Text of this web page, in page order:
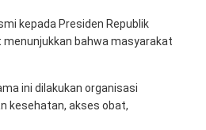
kepada Presiden Republik
bahwa masyarakat
ini dilakukan organisasi
kesehatan, akses obat,